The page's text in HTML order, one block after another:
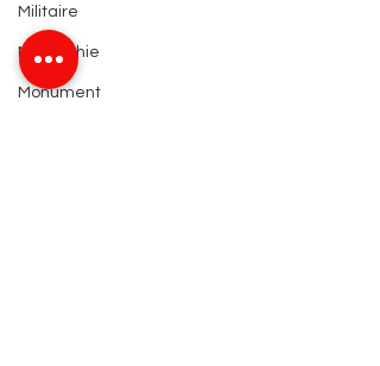
Militaire
Monarchie
Monument